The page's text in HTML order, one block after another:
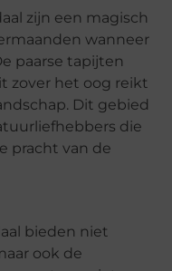
zijn een magisch
wanneer
paarse tapijten
zover het oog reikt
Dit gebied
die
pracht van de
bieden niet
ook de